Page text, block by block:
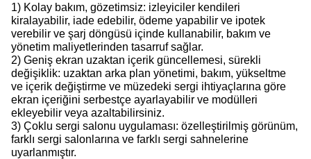
1) Kolay bakım, gözetimsiz: izleyiciler kendileri
kiralayabilir, iade edebilir, ödeme yapabilir ve ipotek
verebilir ve şarj döngüsü içinde kullanabilir, bakım ve
yönetim maliyetlerinden tasarruf sağlar.
2) Geniş ekran uzaktan içerik güncellemesi, sürekli
değişiklik: uzaktan arka plan yönetimi, bakım, yükseltme
ve içerik değiştirme ve müzedeki sergi ihtiyaçlarına göre
ekran içeriğini serbestçe ayarlayabilir ve modülleri
ekleyebilir veya azaltabilirsiniz.
3) Çoklu sergi salonu uygulaması: özelleştirilmiş görünüm,
farklı sergi salonlarına ve farklı sergi sahnelerine
uyarlanmıştır.